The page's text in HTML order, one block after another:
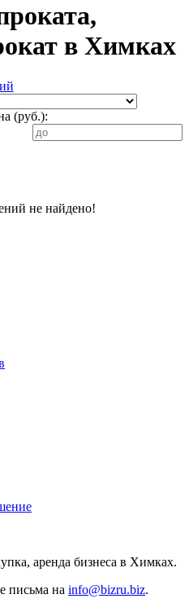
в Химках
(руб.):
не найдено!
аренда бизнеса в Химках.
письма на info@bizru.biz.